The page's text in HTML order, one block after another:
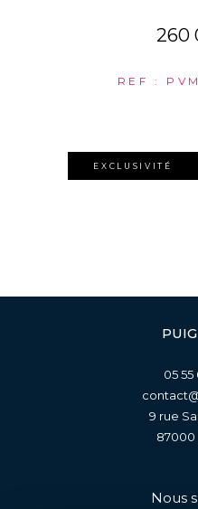
260
REF :
EXCLUSIVITÉ
05 55
9 rue
87000
Nous